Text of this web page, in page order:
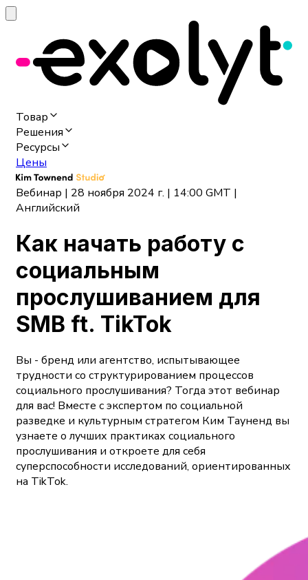
Товар
Решения
Ресурсы
Цены
Вебинар | 28 ноября 2024 г. | 14:00 GMT |
Английский
Как начать работу с
социальным
прослушиванием для
SMB ft. TikTok
Вы - бренд или агентство, испытывающее
трудности со структурированием процессов
социального прослушивания? Тогда этот вебинар
для вас! Вместе с экспертом по социальной
разведке и культурным стратегом Ким Тауненд вы
узнаете о лучших практиках социального
прослушивания и откроете для себя
суперспособности исследований, ориентированных
на TikTok.